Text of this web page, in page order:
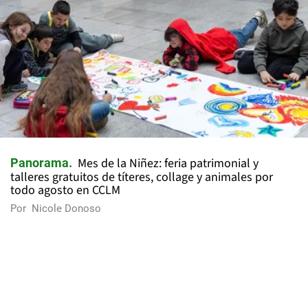
Panorama
Mes de la Niñez: feria patrimonial y
talleres gratuitos de títeres, collage y animales por
todo agosto en CCLM
Por Nicole Donoso